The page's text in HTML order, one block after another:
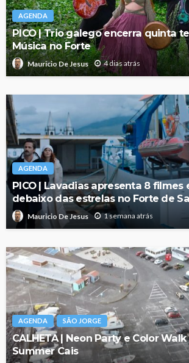
AGENDA
PICO | Trio galego encerra quinta
Música no Forte
Mauricio De Jesus 4 dias atrás
AGENDA
PICO | Lavadias apresenta 8 filmes
debaixo das estrelas no Forte de
Mauricio De Jesus 1 semana atrás
AGENDA SÃO JORGE
CALHETA | Neon Party e Color
Summer Cais